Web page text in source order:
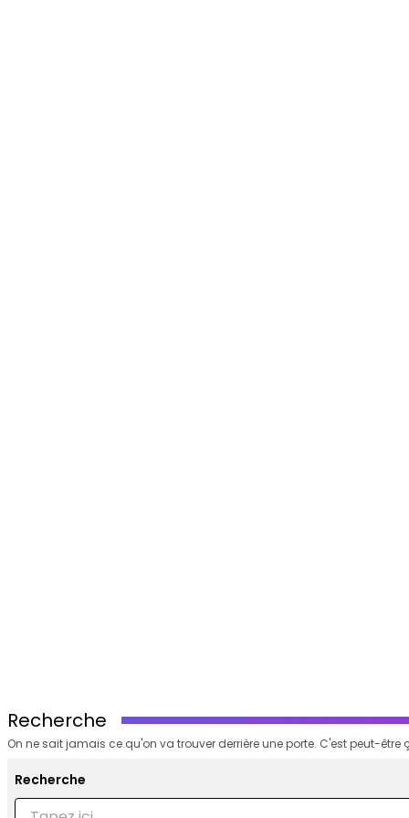
Recherche
On ne sait jamais ce qu'on va trouver derrière une porte. C'est peut-être
Recherche
Recherche